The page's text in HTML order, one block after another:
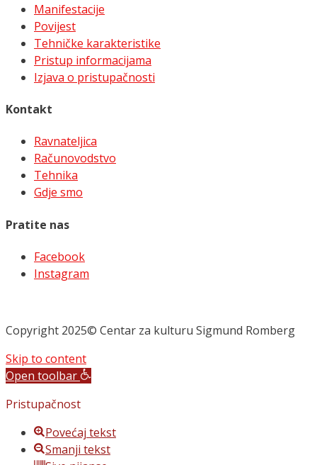
Manifestacije
Povijest
Tehničke karakteristike
Pristup informacijama
Izjava o pristupačnosti
Kontakt
Ravnateljica
Računovodstvo
Tehnika
Gdje smo
Pratite nas
Facebook
Instagram
Copyright 2025© Centar za kulturu Sigmund Romberg
Skip to content
Open toolbar
Pristupačnost
Povećaj tekst
Smanji tekst